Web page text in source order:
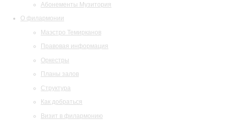
Абонементы Музитория
О филармонии
Маэстро Темирканов
Правовая информация
Оркестры
Планы залов
Структура
Как добраться
Визит в филармонию